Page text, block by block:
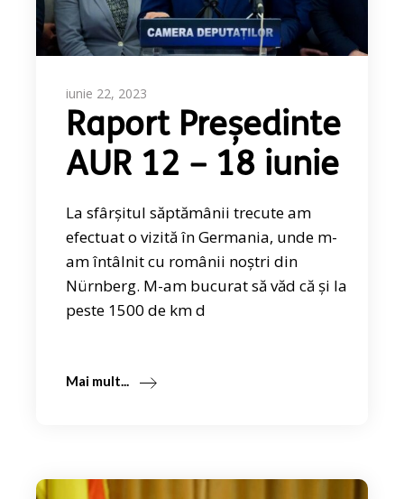
iunie 22, 2023
Raport Președinte
AUR 12 – 18 iunie
La sfârșitul săptămânii trecute am
efectuat o vizită în Germania, unde m-
am întâlnit cu românii noștri din
Nürnberg. M-am bucurat să văd că și la
peste 1500 de km d
Mai mult...